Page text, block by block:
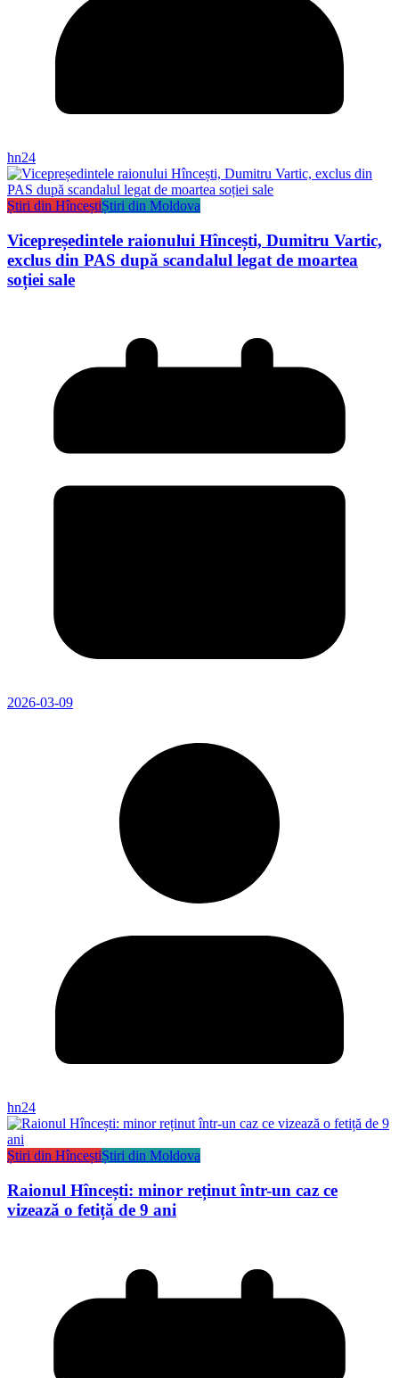
hn24
Știri din HînceștiȘtiri din Moldova
Vicepreședintele raionului Hîncești, Dumitru Vartic,
exclus din PAS după scandalul legat de moartea
soției sale
2026-03-09
hn24
Știri din HînceștiȘtiri din Moldova
Raionul Hîncești: minor reținut într-un caz ce
vizează o fetiță de 9 ani